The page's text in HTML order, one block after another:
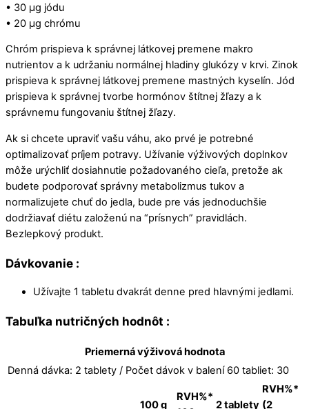
• 30 µg jódu
• 20 µg chrómu
Chróm prispieva k správnej látkovej premene makro
nutrientov a k udržaniu normálnej hladiny glukózy v krvi. Zinok
prispieva k správnej látkovej premene mastných kyselín. Jód
prispieva k správnej tvorbe hormónov štítnej žľazy a k
správnemu fungovaniu štítnej žľazy.
Ak si chcete upraviť vašu váhu, ako prvé je potrebné
optimalizovať príjem potravy. Užívanie výživových doplnkov
môže urýchliť dosiahnutie požadovaného cieľa, pretože ak
budete podporovať správny metabolizmus tukov a
normalizujete chuť do jedla, bude pre vás jednoduchšie
dodržiavať diétu založenú na “prísnych” pravidlách.
Bezlepkový produkt.
Dávkovanie :
Užívajte 1 tabletu dvakrát denne pred hlavnými jedlami.
Tabuľka nutričných hodnôt :
Priemerná výživová hodnota
Denná dávka: 2 tablety / Počet dávok v balení 60 tabliet: 30
100 g
RVH%*
2 tablety
RVH%*
(2